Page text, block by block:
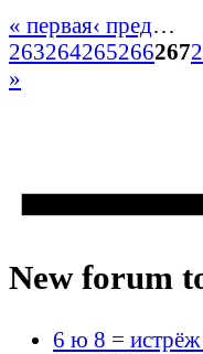
« первая‹ пред…
263264265266267
»
New forum
6 ю 8 =